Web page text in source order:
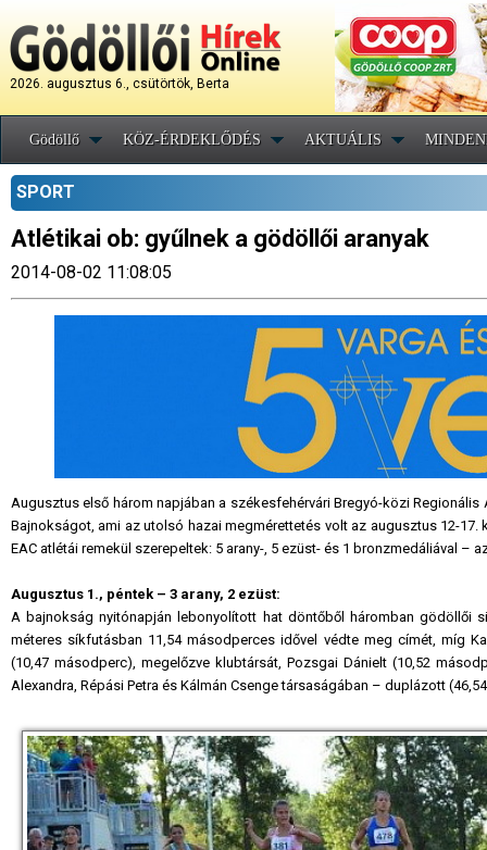
2026. augusztus 6., csütörtök, Berta
Gödöllő KÖZ-ÉRDEKLŐDÉS AKTUÁLIS
SPORT
Atlétikai ob: gyűlnek a gödöllői aranyak
2014-08-02 11:08:05
Augusztus első három napjában a székesfehérvári Bregyó-közi
Bajnokságot, ami az utolsó hazai megmérettetés volt az augusztus 12-
EAC atlétái remekül szerepeltek: 5 arany-, 5 ezüst- és 1 bronzmedáliával –
Augusztus 1., péntek – 3 arany, 2 ezüst:
A bajnokság nyitónapján lebonyolított hat döntőből háromban gödöllői
méteres síkfutásban 11,54 másodperces idővel védte meg címét, míg
(10,47 másodperc), megelőzve klubtársát, Pozsgai Dánielt (10,52
Alexandra, Répási Petra és Kálmán Csenge társaságában – duplázott